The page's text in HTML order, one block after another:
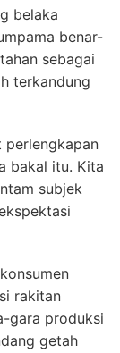
belaka
benar-
sebagai
terkandung
perlengkapan
bakal itu. Kita
subjek
rakitan
gara produksi
getah